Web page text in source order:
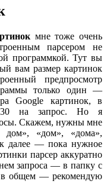
мне тоже очень
парсером не
программкой. Тут вы
вам размер картинок
предпросмотр
только один —
Google картинок, в
30 на запрос. Но я
Скажем, нужны мне
дом», «дом», «дома»,
далее — пока нужное
парсер аккуратно
запроса — в папку с
в общем — рекомендую